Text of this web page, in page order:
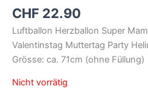
CHF 22.90
Luftballon Herzballon Super
Valentinstag Muttertag Party
Grösse: ca. 71cm (ohne Füllung)
Nicht vorrätig